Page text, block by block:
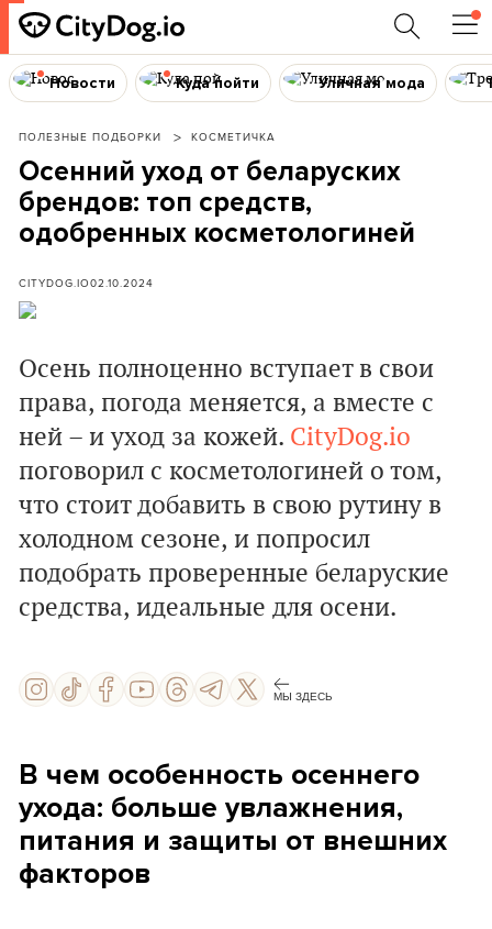
Новости Куда пойти Уличная мода
ПОЛЕЗНЫЕ ПОДБОРКИ КОСМЕТИЧКА
Осенний уход от беларуских
брендов: топ средств,
одобренных косметологиней
CITYDOG.IO02.10.2024
Осень полноценно вступает в свои
права, погода меняется, а вместе с
ней – и уход за кожей. CityDog.io
поговорил с косметологиней о том,
что стоит добавить в свою рутину в
холодном сезоне, и попросил
подобрать проверенные беларуские
средства, идеальные для осени.
МЫ ЗДЕСЬ
В чем особенность осеннего
ухода: больше увлажнения,
питания и защиты от внешних
факторов